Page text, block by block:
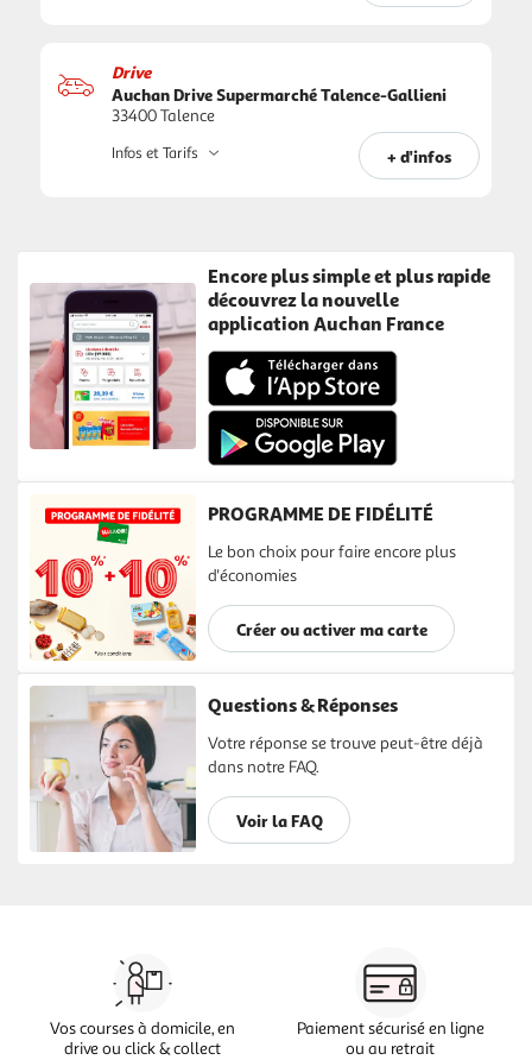
Drive
Auchan Drive Supermarché Talence-Gallieni
33400 Talence
+ d'infos
Infos et Tarifs
Encore plus simple et plus rapide
découvrez la nouvelle
application Auchan France
PROGRAMME DE FIDÉLITÉ
Le bon choix pour faire encore plus
d'économies
Créer ou activer ma carte
Questions & Réponses
Votre réponse se trouve peut-être déjà
dans notre FAQ.
Voir la FAQ
Vos courses à domicile, en
drive ou click & collect
Paiement sécurisé en ligne
ou au retrait